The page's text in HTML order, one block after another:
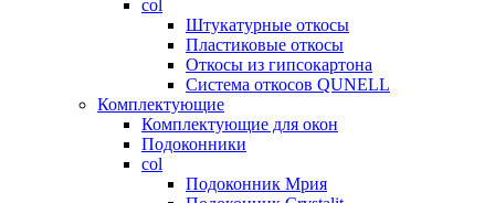
col
Штукатурные откосы
Пластиковые откосы
Откосы из гипсокартона
Система откосов QUNELL
Комплектующие
Комплектующие для окон
Подоконники
col
Подоконник Мрия